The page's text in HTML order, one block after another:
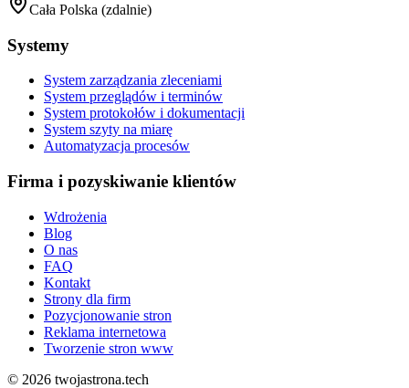
Cała Polska (zdalnie)
Systemy
System zarządzania zleceniami
System przeglądów i terminów
System protokołów i dokumentacji
System szyty na miarę
Automatyzacja procesów
Firma i pozyskiwanie klientów
Wdrożenia
Blog
O nas
FAQ
Kontakt
Strony dla firm
Pozycjonowanie stron
Reklama internetowa
Tworzenie stron www
© 2026 twojastrona.tech